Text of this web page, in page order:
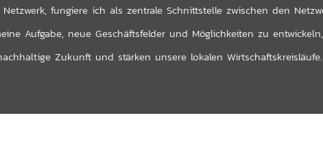
fungiere ich als zentrale Schnittstelle zwischen den
Aufgabe, neue Geschäftsfelder und Möglichkeiten zu
Zukunft und stärken unsere lokalen Wirtschaftskreisläufe.